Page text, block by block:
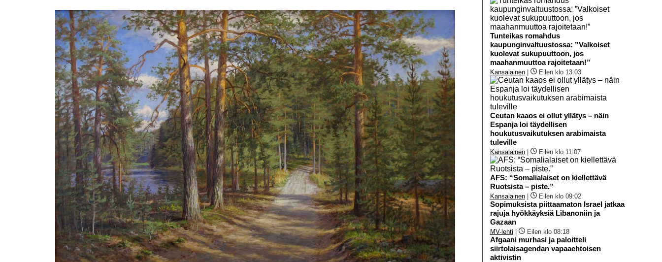
Tunteikas romahdus
kaupunginvaltuustossa: ”Valkoiset
kuolevat sukupuuttoon, jos
maahanmuuttoa rajoitetaan!”
Kansalainen| Eilen klo 13:03
Ceutan kaaos ei ollut yllätys – näin
Espanja loi täydellisen
houkutusvaikutuksen arabimaista
tuleville
Kansalainen| Eilen klo 11:07
AFS: “Somalialaiset on kiellettävä
Ruotsista – piste.”
Kansalainen| Eilen klo 09:02
Sopimuksista piittaamaton Israel jatkaa
rajuja hyökkäyksiä Libanoniin ja
Gazaan
MV-lehti Eilen klo 08:18
Afgaani murhasi ja paloitteli
siirtolaisagendan vapaaehtoisen
aktivistin